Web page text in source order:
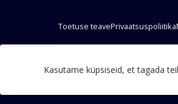
Toetuse teavePrivaatsuspoliitika
Teadustöö
Kasutame küpsiseid, et tagada